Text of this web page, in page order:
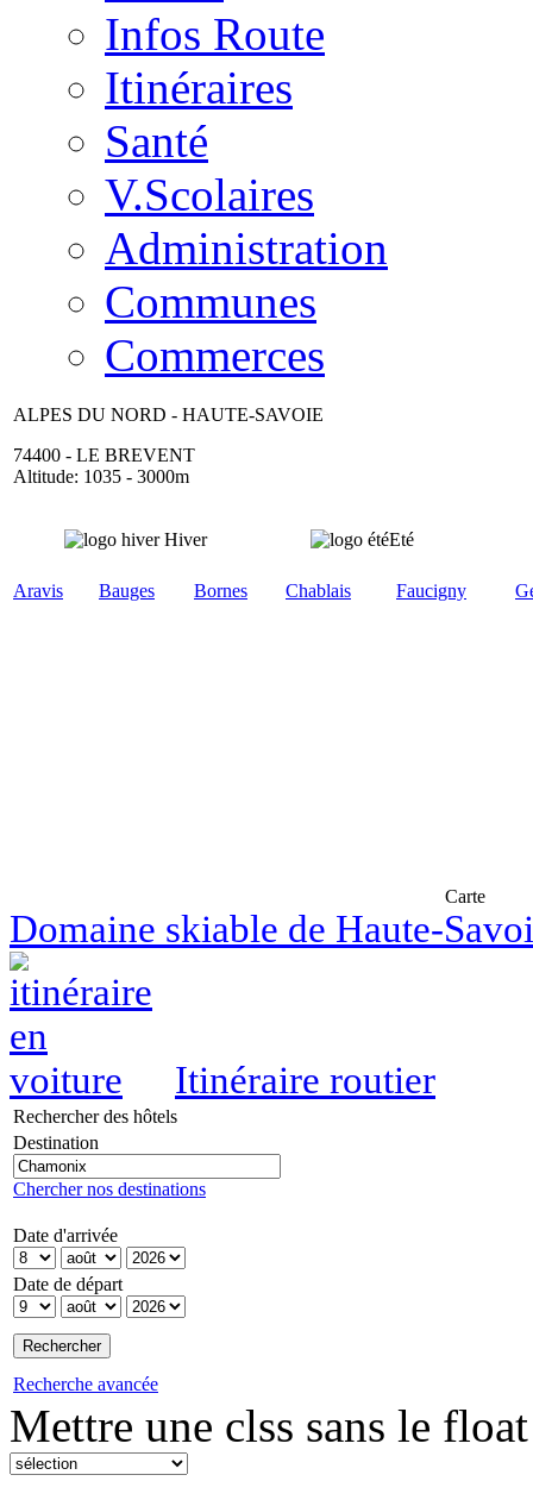
Infos Route
Itinéraires
Santé
V.Scolaires
Administration
Communes
Commerces
ALPES DU NORD - HAUTE-SAVOIE
74400 - LE BREVENT
Altitude: 1035 - 3000m
Hiver Eté
Aravis Bauges Bornes Chablais Faucigny
Carte
Domaine skiable de Haute-
Itinéraire routier
Rechercher des hôtels
Destination
Chercher nos destinations
Date d'arrivée
Date de départ
Recherche avancée
Mettre une clss sans le float